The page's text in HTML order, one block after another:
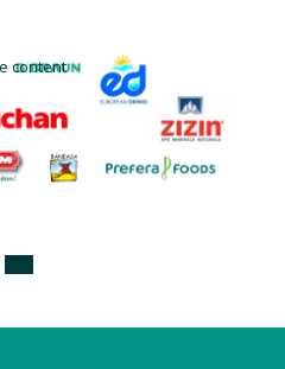
content